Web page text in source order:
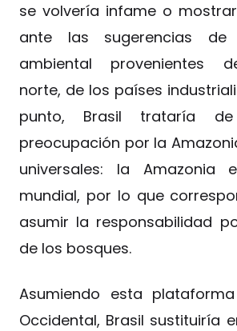
se volvería infame o
ante las sugerencias de
ambiental provenientes
norte, de los países
punto, Brasil trataría
preocupación por la
universales: la Amazonia
mundial, por lo que
asumir la responsabilidad
de los bosques.
Asumiendo esta
Occidental, Brasil sustituiría